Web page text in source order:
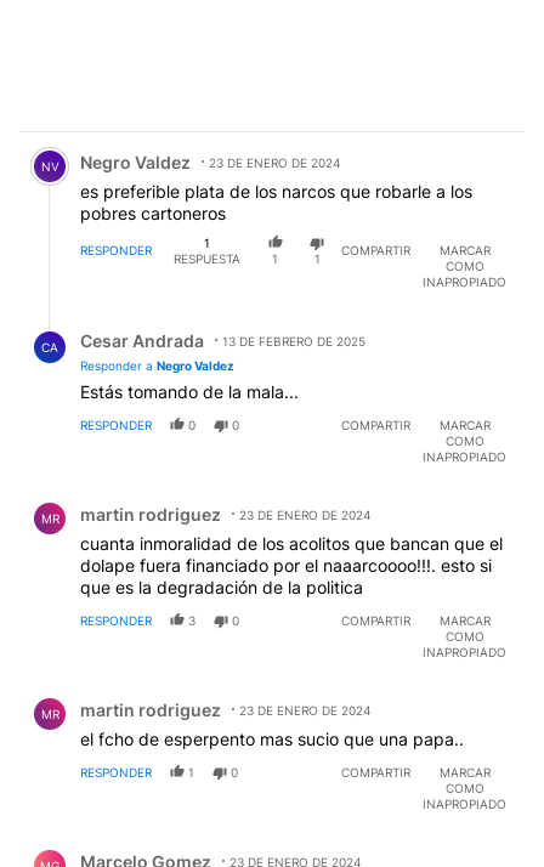
Comentario de Negro Valdez.
NV Negro Valdez 23 DE ENERO DE 2024
es preferible plata de los narcos que robarle a los
pobres cartoneros
RESPONDER
1
RESPUESTA
1 1
COMPARTIR
MARCAR
COMO
INAPROPIADO
CA Cesar Andrada
13 DE FEBRERO DE 2025
Responder a Negro Valdez
Estás tomando de la mala...
RESPONDER 0 0 COMPARTIR
MARCAR
COMO
INAPROPIADO
MR martin rodriguez 23 DE ENERO DE 2024
cuanta inmoralidad de los acolitos que bancan que el
dolape fuera financiado por el naaarcoooo!!!. esto si
que es la degradación de la politica
RESPONDER 3 0 COMPARTIR
MARCAR
COMO
INAPROPIADO
MR martin rodriguez 23 DE ENERO DE 2024
el fcho de esperpento mas sucio que una papa..
RESPONDER 1 0 COMPARTIR
MARCAR
COMO
INAPROPIADO
Marcelo Gomez 23 DE ENERO DE 2024